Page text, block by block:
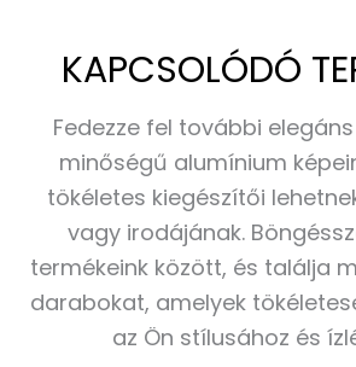
KAPCSOLÓDÓ
Fedezze fel további
minőségű alumínium
tökéletes kiegészítői
vagy irodájának.
termékeink között, és találja
darabokat, amelyek
az Ön stílusához és